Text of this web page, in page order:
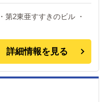
詳細情報を見る